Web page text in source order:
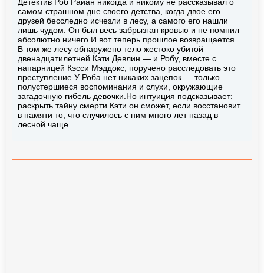
самом страшном дне своего детства, когда двое его
друзей бесследно исчезли в лесу, а самого его нашли
лишь чудом. Он был весь забрызган кровью и не помнил
абсолютно ничего.И вот теперь прошлое возвращается…
В том же лесу обнаружено тело жестоко убитой
двенадцатилетней Кэти Девлин — и Робу, вместе с
напарницей Кэсси Мэддокс, поручено расследовать это
преступление.У Роба нет никаких зацепок — только
полустершиеся воспоминания и слухи, окружающие
загадочную гибель девочки.Но интуиция подсказывает:
раскрыть тайну смерти Кэти он сможет, если восстановит
в памяти то, что случилось с ним много лет назад в
лесной чаще…